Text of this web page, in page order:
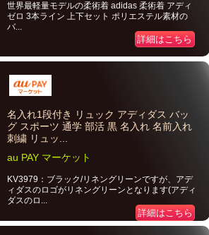
世界最軽量モデルの柔術着 adidas 柔術着 アディ
ゼロ 3本ライン 上下セット ポリエステル素材の
バ...
詳細はこちら
名入れ1段付き リュック アディダス バッ
グ スポーツ 通学 部活 黒 名入れ 名前入れ
刺繍 リュッ...
au PAY マーケット
KV3979：ブラック/リネングリーンですが、アデ
ィダスのロゴがリネングリーンとなります(アディ
ダスのロ...
詳細はこちら